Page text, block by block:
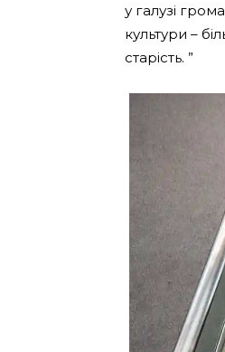
у галузі
культури –
старість. ”